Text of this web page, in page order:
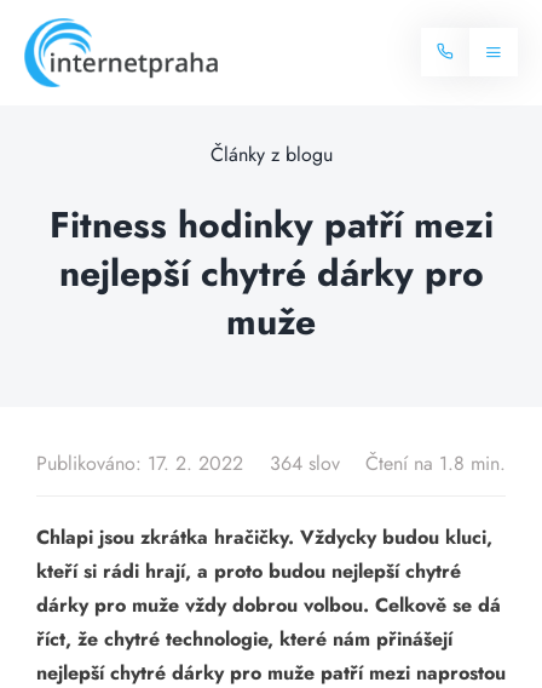
content
Toggle
Balíčky internetu
Více o internetu
Televize
Články z blogu
Fitness hodinky patří mezi
nejlepší chytré dárky pro
muže
Publikováno: 17. 2. 2022 364 slov Čtení na 1.8 min.
Chlapi jsou zkrátka hračičky. Vždycky budou kluci,
kteří si rádi hrají, a proto budou nejlepší chytré
dárky pro muže vždy dobrou volbou. Celkově se dá
říct, že chytré technologie, které nám přinášejí
nejlepší chytré dárky pro muže patří mezi naprostou